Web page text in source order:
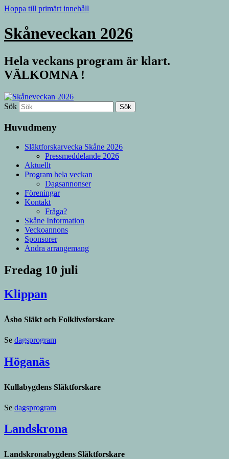
Hoppa till primärt innehåll
Skåneveckan 2026
Hela veckans program är klart.
VÄLKOMNA !
Sök
Huvudmeny
Släktforskarvecka Skåne 2026
Pressmeddelande 2026
Aktuellt
Program hela veckan
Dagsannonser
Föreningar
Kontakt
Fråga?
Skåne Information
Veckoannons
Sponsorer
Andra arrangemang
Fredag 10 juli
Klippan
Åsbo Släkt och Folklivsforskare
Se dagsprogram
Höganäs
Kullabygdens Släktforskare
Se dagsprogram
Landskrona
Landskronabygdens Släktforskare